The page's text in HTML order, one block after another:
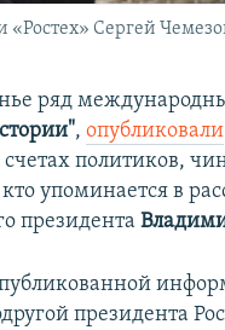
Сергей
ряд
,опубликовали
политиков,
упоминается в
президента
президента